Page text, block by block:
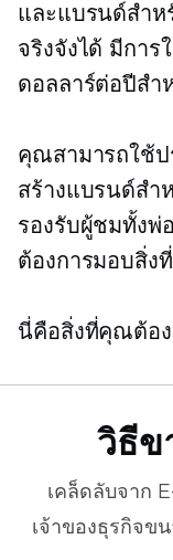
และแบรนด์สำห
จริงจังได้ มีกา
ดอลลาร์ต่อปีส
คุณสามารถใช้ป
สร้างแบรนด์สำ
รองรับผู้ชมทั้งพ่
ต้องการมอบสิ่ง
นี่คือสิ่งที่คุณต้อ
วิธีข
เคล็ดลับจาก
เจ้าของธุรกิจข